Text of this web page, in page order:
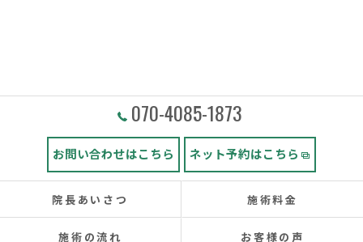
070-4085-1873
お問い合わせはこちら ネット予約はこちら
院長あいさつ 施術料金
施術の流れ お客様の声